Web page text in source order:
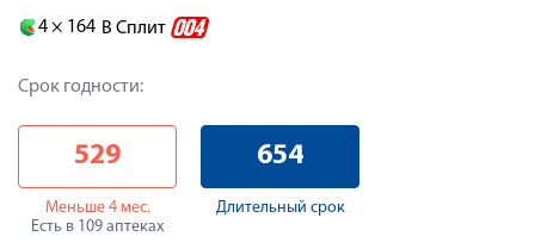
4 × 164 В Сплит
Срок годности:
529
Меньше 4 мес.
Есть в 109 аптеках
654
Длительный срок